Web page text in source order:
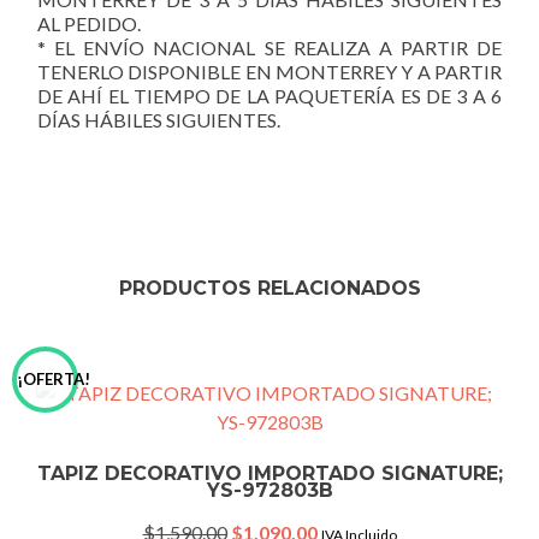
AL PEDIDO.
* EL ENVÍO NACIONAL SE REALIZA A PARTIR DE
TENERLO DISPONIBLE EN MONTERREY Y A PARTIR
DE AHÍ EL TIEMPO DE LA PAQUETERÍA ES DE 3 A 6
DÍAS HÁBILES SIGUIENTES.
PRODUCTOS RELACIONADOS
¡OFERTA!
TAPIZ DECORATIVO IMPORTADO SIGNATURE;
YS-972803B
$1,590.00 Original
$1,090.00Current
IVA Incluido